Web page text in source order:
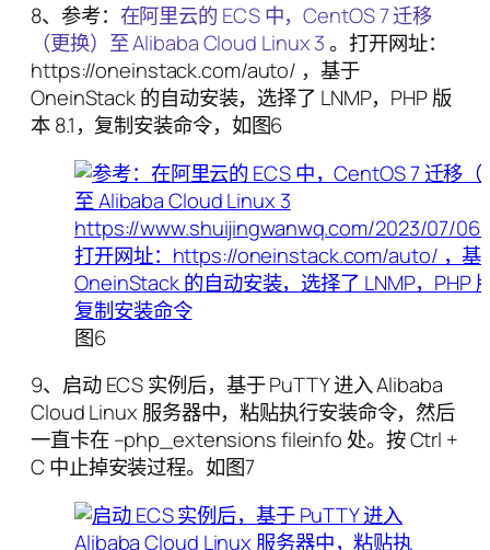
8、参考： 在阿里云的 ECS 中，CentOS 7 迁移
（更换）至 Alibaba Cloud Linux 3。打开网址：
https://oneinstack.com/auto/ ，基于
OneinStack 的自动安装，选择了 LNMP，PHP 版
本 8.1，复制安装命令，如图6
图6
9、启动 ECS 实例后，基于 PuTTY 进入 Alibaba
Cloud Linux 服务器中，粘贴执行安装命令，然后
一直卡在 –php_extensions fileinfo 处。按 Ctrl +
C 中止掉安装过程。如图7